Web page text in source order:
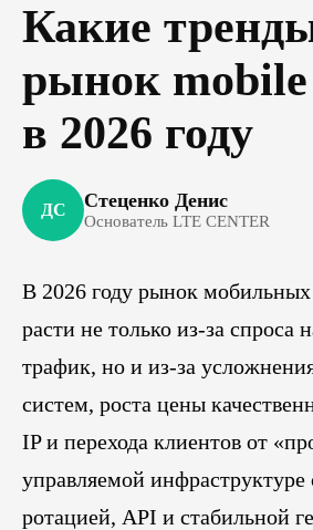
Какие
рынок
в 2026 году
ДС Стеценко Денис
Основатель LTE CENTER
В 2026 году рынок мобильных
расти не только из-за спроса
трафик, но и из-за
систем, роста цены
IP и перехода клиентов от
управляемой инфраструктуре
ротацией, API и стабильной